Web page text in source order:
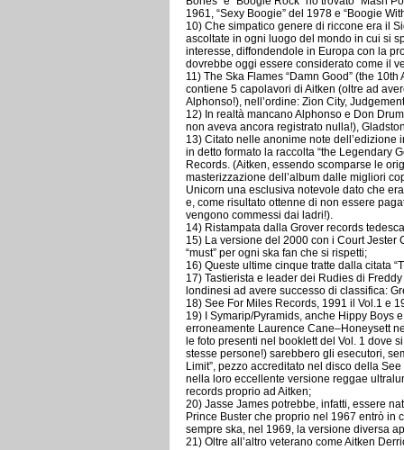
1961, “Sexy Boogie” del 1978 e “Boogie
10) Che simpatico genere di riccone era il
ascoltate in ogni luogo del mondo in cui si
interesse, diffondendole in Europa con la
dovrebbe oggi essere considerato come il
11) The Ska Flames “Damn Good” (the
contiene 5 capolavori di Aitken (oltre ad
Alphonso!), nell’ordine: Zion City,
12) In realtà mancano Alphonso e Don
non aveva ancora registrato nulla!),
13) Citato nelle anonime note
in detto formato la raccolta “the Legendary
Records. (Aitken, essendo scomparse le
masterizzazione dell’album dalle migliori
Unicorn una esclusiva notevole dato che
e, come risultato ottenne di non essere
vengono commessi dai ladri!).
14) Ristampata dalla Grover records
15) La versione del 2000 con i Court Jester
“must” per ogni ska fan che si rispetti;
16) Queste ultime cinque tratte dalla citata
17) Tastierista e leader dei Rudies di
londinesi ad avere successo di classifica:
18) See For Miles Records, 1991 il Vol.1 e
19) I Symarip/Pyramids, anche Hippy Boys
erroneamente Laurence Cane–Honeysett
le foto presenti nel booklett del Vol. 1 dove
stesse persone!) sarebbero gli esecutori,
Limit”, pezzo accreditato nel disco della
nella loro eccellente versione reggae
records proprio ad Aitken;
20) Jasse James potrebbe, infatti, essere
Prince Buster che proprio nel 1967 entrò in
sempre ska, nel 1969, la versione diversa
21) Oltre all’altro veterano come Aitken